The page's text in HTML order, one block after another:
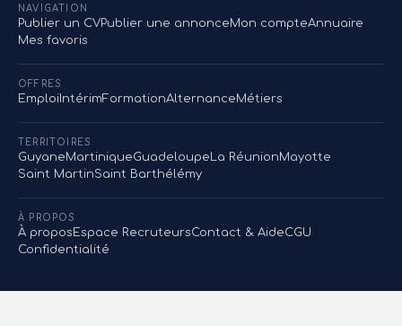
NAVIGATION
Publier un CVPublier une annonceMon compteAnnuaire
Mes favoris
OFFRES
EmploiIntérimFormationAlternanceMétiers
TERRITOIRES
GuyaneMartiniqueGuadeloupe La RéunionMayotte
Saint MartinSaint Barthélémy
À PROPOS
À propos Espace RecruteursContact & AideCGU
Confidentialité